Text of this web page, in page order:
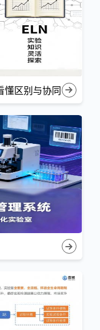
懂区别与协同